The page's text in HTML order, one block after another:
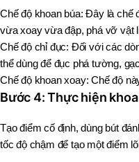
Chế độ khoan búa: Đây là chế
vừa xoay vừa đập, phá vỡ vật
Chế độ chỉ đục: Đối với các
thể dùng để đục phá tường,
Chế độ khoan xoay: Chế độ
Bước 4: Thực hiện
Tạo điểm cố định, dùng bút
tốc độ chậm để tạo một điểm